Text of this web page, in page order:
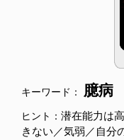
キーワード： 臆病
ヒント： 潜在能力は
きない／気弱／自分